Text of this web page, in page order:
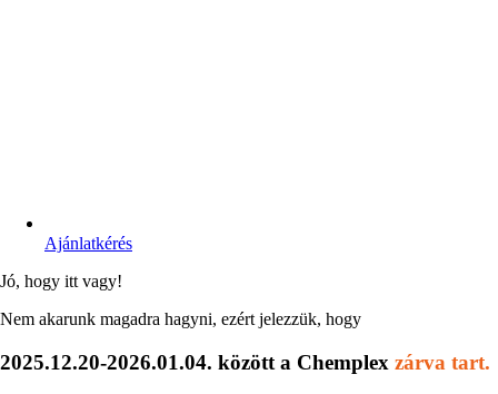
Ajánlatkérés
Jó, hogy itt vagy!
Nem akarunk magadra hagyni, ezért jelezzük, hogy
2025.12.20-2026.01.04. között a Chemplex zárva tart.